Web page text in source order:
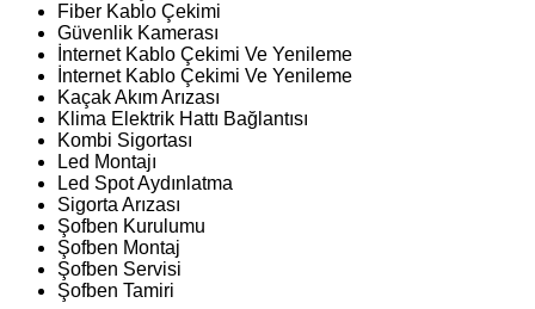
Fiber Kablo Çekimi
Güvenlik Kamerası
İnternet Kablo Çekimi Ve Yenileme
İnternet Kablo Çekimi Ve Yenileme
Kaçak Akım Arızası
Klima Elektrik Hattı Bağlantısı
Kombi Sigortası
Led Montajı
Led Spot Aydınlatma
Sigorta Arızası
Şofben Kurulumu
Şofben Montaj
Şofben Servisi
Şofben Tamiri